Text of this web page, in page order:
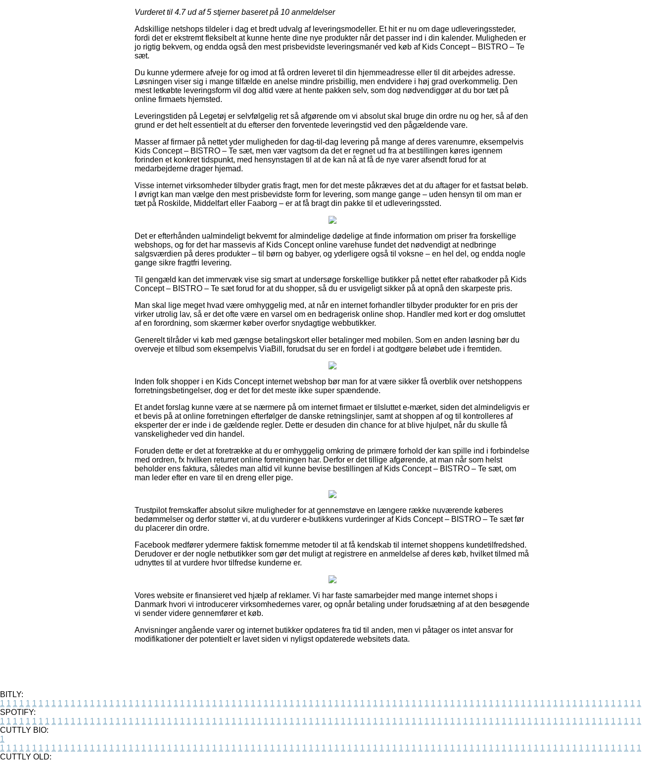
Vurderet til 4.7ud af 5 stjerner baseret på 10 anmeldelser
Adskillige netshops tildeler i dag et bredt udvalg af leveringsmodeller. Et hit er nu om dage udleveringssteder,
fordi det er ekstremt fleksibelt at kunne hente dine nye produkter når det passer ind i din kalender. Muligheden er
jo rigtig bekvem, og endda også den mest prisbevidste leveringsmanér ved køb af Kids Concept – BISTRO – Te
sæt.
Du kunne ydermere afveje for og imod at få ordren leveret til din hjemmeadresse eller til dit arbejdes adresse.
Løsningen viser sig i mange tilfælde en anelse mindre prisbillig, men endvidere i høj grad overkommelig. Den
mest letkøbte leveringsform vil dog altid være at hente pakken selv, som dog nødvendiggør at du bor tæt på
online firmaets hjemsted.
Leveringstiden på Legetøj er selvfølgelig ret så afgørende om vi absolut skal bruge din ordre nu og her, så af den
grund er det helt essentielt at du efterser den forventede leveringstid ved den pågældende vare.
Masser af firmaer på nettet yder muligheden for dag-til-dag levering på mange af deres varenumre, eksempelvis
Kids Concept – BISTRO – Te sæt, men vær vagtsom da det er regnet ud fra at bestillingen køres igennem
forinden et konkret tidspunkt, med hensynstagen til at de kan nå at få de nye varer afsendt forud for at
medarbejderne drager hjemad.
Visse internet virksomheder tilbyder gratis fragt, men for det meste påkræves det at du aftager for et fastsat beløb.
I øvrigt kan man vælge den mest prisbevidste form for levering, som mange gange – uden hensyn til om man er
tæt på Roskilde, Middelfart eller Faaborg – er at få bragt din pakke til et udleveringssted.
Det er efterhånden ualmindeligt bekvemt for almindelige dødelige at finde information om priser fra forskellige
webshops, og for det har massevis af Kids Concept online varehuse fundet det nødvendigt at nedbringe
salgsværdien på deres produkter – til børn og babyer, og yderligere også til voksne – en hel del, og endda nogle
gange sikre fragtfri levering.
Til gengæld kan det immervæk vise sig smart at undersøge forskellige butikker på nettet efter rabatkoder på Kids
Concept – BISTRO – Te sæt forud for at du shopper, så du er usvigeligt sikker på at opnå den skarpeste pris.
Man skal lige meget hvad være omhyggelig med, at når en internet forhandler tilbyder produkter for en pris der
virker utrolig lav, så er det ofte være en varsel om en bedragerisk online shop. Handler med kort er dog omsluttet
af en forordning, som skærmer køber overfor snydagtige webbutikker.
Generelt tilråder vi køb med gængse betalingskort eller betalinger med mobilen. Som en anden løsning bør du
overveje et tilbud som eksempelvis ViaBill, forudsat du ser en fordel i at godtgøre beløbet ude i fremtiden.
Inden folk shopper i en Kids Concept internet webshop bør man for at være sikker få overblik over netshoppens
forretningsbetingelser, dog er det for det meste ikke super spændende.
Et andet forslag kunne være at se nærmere på om internet firmaet er tilsluttet e-mærket, siden det almindeligvis er
et bevis på at online forretningen efterfølger de danske retningslinjer, samt at shoppen af og til kontrolleres af
eksperter der er inde i de gældende regler. Dette er desuden din chance for at blive hjulpet, når du skulle få
vanskeligheder ved din handel.
Foruden dette er det at foretrække at du er omhyggelig omkring de primære forhold der kan spille ind i forbindelse
med ordren, fx hvilken returret online forretningen har. Derfor er det tillige afgørende, at man når som helst
beholder ens faktura, således man altid vil kunne bevise bestillingen af Kids Concept – BISTRO – Te sæt, om
man leder efter en vare til en dreng eller pige.
Trustpilot fremskaffer absolut sikre muligheder for at gennemstøve en længere række nuværende køberes
bedømmelser og derfor støtter vi, at du vurderer e-butikkens vurderinger af Kids Concept – BISTRO – Te sæt før
du placerer din ordre.
Facebook medfører ydermere faktisk fornemme metoder til at få kendskab til internet shoppens kundetilfredshed.
Derudover er der nogle netbutikker som gør det muligt at registrere en anmeldelse af deres køb, hvilket tilmed må
udnyttes til at vurdere hvor tilfredse kunderne er.
Vores website er finansieret ved hjælp af reklamer. Vi har faste samarbejder med mange internet shops i
Danmark hvori vi introducerer virksomhedernes varer, og opnår betaling under forudsætning af at den besøgende
vi sender videre gennemfører et køb.
Anvisninger angående varer og internet butikker opdateres fra tid til anden, men vi påtager os intet ansvar for
modifikationer der potentielt er lavet siden vi nyligst opdaterede websitets data.
BITLY:
1 1 1 1 1 1 1 1 1 1 1 1 1 1 1 1 1 1 1 1 1 1 1 1 1 1 1 1 1 1 1 1 1 1 1 1 1 1 1 1 1 1 1 1 1 1 1 1 1 1 1 1 1 1 1 1 1 1 1 1 1 1 1 1 1 1 1 1 1 1 1 1 1 1 1 1 1 1 1 1 1 1 1 1 1 1 1 1 1 1 1 1 1 1 1 1 1 1 1 1
SPOTIFY:
1 1 1 1 1 1 1 1 1 1 1 1 1 1 1 1 1 1 1 1 1 1 1 1 1 1 1 1 1 1 1 1 1 1 1 1 1 1 1 1 1 1 1 1 1 1 1 1 1 1 1 1 1 1 1 1 1 1 1 1 1 1 1 1 1 1 1 1 1 1 1 1 1 1 1 1 1 1 1 1 1 1 1 1 1 1 1 1 1 1 1 1 1 1 1 1 1 1 1 1
CUTTLY BIO:
1
1 1 1 1 1 1 1 1 1 1 1 1 1 1 1 1 1 1 1 1 1 1 1 1 1 1 1 1 1 1 1 1 1 1 1 1 1 1 1 1 1 1 1 1 1 1 1 1 1 1 1 1 1 1 1 1 1 1 1 1 1 1 1 1 1 1 1 1 1 1 1 1 1 1 1 1 1 1 1 1 1 1 1 1 1 1 1 1 1 1 1 1 1 1 1 1 1 1 1 1
CUTTLY OLD: